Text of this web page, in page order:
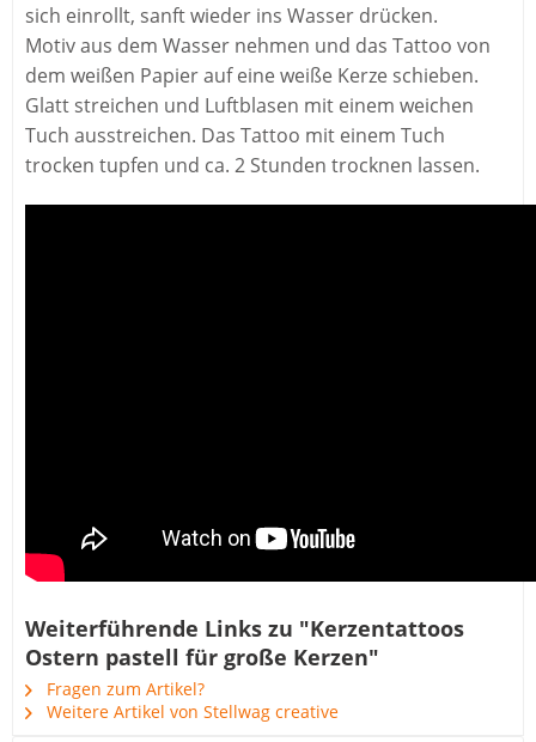
sich einrollt, sanft wieder ins Wasser drücken.
Motiv aus dem Wasser nehmen und das Tattoo von
dem weißen Papier auf eine weiße Kerze schieben.
Glatt streichen und Luftblasen mit einem weichen
Tuch ausstreichen. Das Tattoo mit einem Tuch
trocken tupfen und ca. 2 Stunden trocknen lassen.
Weiterführende Links zu "Kerzentattoos
Ostern pastell für große Kerzen"
Fragen zum Artikel?
Weitere Artikel von Stellwag creative